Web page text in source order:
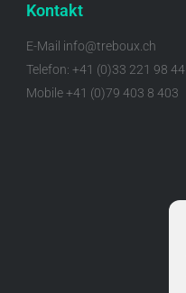
Kontakt
E-Mail info@treboux.ch
Telefon: +41 (0)33 221 98 44
Mobile +41 (0)79 403 8 403